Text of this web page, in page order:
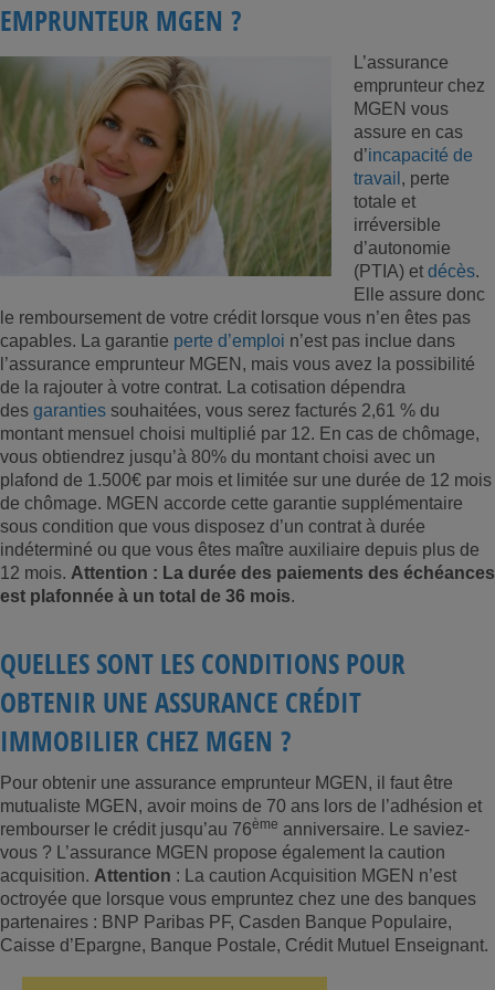
EMPRUNTEUR MGEN ?
L’assurance
emprunteur chez
MGEN vous
assure en cas
d’incapacité de
travail , perte
totale et
irréversible
d’autonomie
(PTIA) et décès.
Elle assure donc
le remboursement de votre crédit lorsque vous n’en êtes pas
capables. La garantie perte d’emploi n’est pas inclue dans
l’assurance emprunteur MGEN, mais vous avez la possibilité
de la rajouter à votre contrat. La cotisation dépendra
des garanties souhaitées, vous serez facturés 2,61 % du
montant mensuel choisi multiplié par 12. En cas de chômage,
vous obtiendrez jusqu’à 80% du montant choisi avec un
plafond de 1.500€ par mois et limitée sur une durée de 12 mois
de chômage. MGEN accorde cette garantie supplémentaire
sous condition que vous disposez d’un contrat à durée
indéterminé ou que vous êtes maître auxiliaire depuis plus de
12 mois. Attention : La durée des paiements des échéances
est plafonnée à un total de 36 mois.
QUELLES SONT LES CONDITIONS POUR
OBTENIR UNE ASSURANCE CRÉDIT
IMMOBILIER CHEZ MGEN ?
Pour obtenir une assurance emprunteur MGEN, il faut être
mutualiste MGEN, avoir moins de 70 ans lors de l’adhésion et
rembourser le crédit jusqu’au 76ème anniversaire. Le saviez-
vous ? L’assurance MGEN propose également la caution
acquisition. Attention : La caution Acquisition MGEN n’est
octroyée que lorsque vous empruntez chez une des banques
partenaires : BNP Paribas PF, Casden Banque Populaire,
Caisse d’Epargne, Banque Postale, Crédit Mutuel Enseignant.